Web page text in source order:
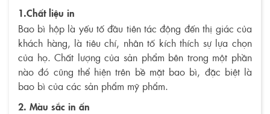
1.Chất liệu in
Bao bì hộp là yếu tố đầu tiên tác động đến thị giác của
khách hàng, là tiêu chí, nhân tố kích thích sự lựa chọn
của họ. Chất lượng của sản phẩm bên trong một phần
nào đó cũng thể hiện trên bề mặt bao bì, đặc biệt là
bao bì của các sản phẩm mỹ phẩm.
2. Màu sắc in ấn